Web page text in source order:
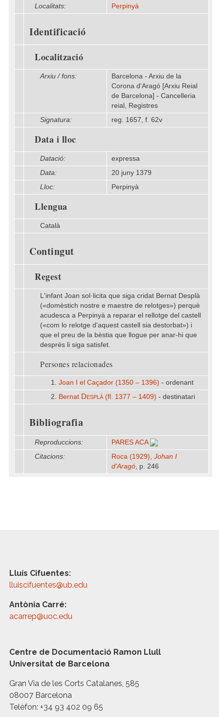
Localitats:
Perpinyà
Identificació
Localització
Arxiu / fons:
Barcelona - Arxiu de la
Corona d'Aragó [Arxiu Reial
de Barcelona] - Cancelleria
reial, Registres
Signatura:
reg. 1657, f. 62v
Data i lloc
Datació:
expressa
Data:
20 juny 1379
Lloc:
Perpinyà
Llengua
Català
Contingut
Regest
L'infant Joan sol·licita que siga cridat Bernat Desplà
(«domèstich nostre e maestre de relotges») perquè
acudesca a Perpinyà a reparar el rellotge del castell
(«com lo relotge d'aquest castell sia destorbat») i
que el preu de la bèstia que llogue per anar-hi que
després li siga satisfet.
Persones relacionades
1. Joan I el Caçador (1350 – 1396) - ordenant
2. Bernat Desplà(fl. 1377 – 1409) - destinatari
Bibliografia
Reproduccions:
PARES ACA
Citacions:
Roca (1929), Johan I
d'Aragó, p. 246
Lluís Cifuentes:
lluiscifuentes@ub.edu
Antònia Carré:
acarrep@uoc.edu
Centre de Documentació Ramon Llull
Universitat de Barcelona
Gran Via de les Corts Catalanes, 585
08007 Barcelona
Telèfon: +34 93 402 09 65